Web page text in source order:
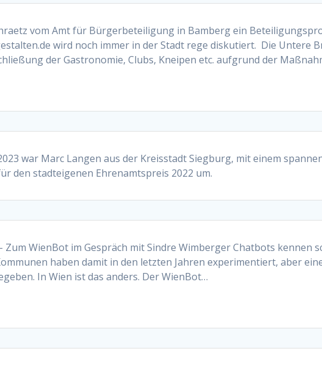
vom Amt für Bürgerbeteiligung in Bamberg ein
wird noch immer in der Stadt rege diskutiert. Die Untere
der Gastronomie, Clubs, Kneipen etc. aufgrund der
war Marc Langen aus der Kreisstadt Siegburg, mit einem
den stadteigenen Ehrenamtspreis 2022 um.
WienBot im Gespräch mit Sindre Wimberger Chatbots kennen
haben damit in den letzten Jahren experimentiert, aber
In Wien ist das anders. Der WienBot…